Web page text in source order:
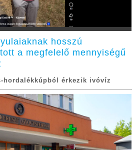
hosszú
a megfelelő mennyiségű
hordalékkúpból érkezik ivóvíz